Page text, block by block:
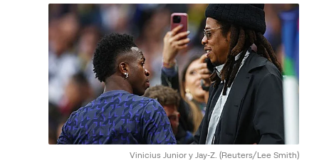
Vinicius Junior y Jay-Z. (Reuters/Lee Smith)